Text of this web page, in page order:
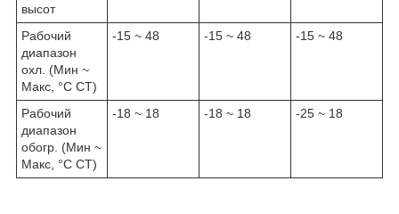
высот
Рабочий
диапазон
охл. (Мин ~
Макс, °C СТ)
-15 ~ 48 -15 ~ 48 -15 ~ 48
Рабочий
диапазон
обогр. (Мин ~
Макс, °C СТ)
-18 ~ 18 -18 ~ 18 -25 ~ 18